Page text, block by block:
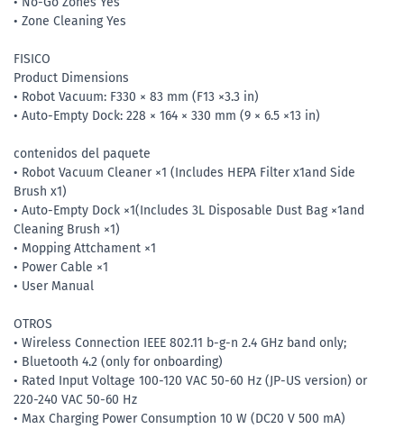
• Zone Cleaning Yes
FISICO
Product Dimensions
• Robot Vacuum: F330 × 83 mm (F13 ×3.3 in)
• Auto-Empty Dock: 228 × 164 × 330 mm (9 × 6.5 ×13 in)
contenidos del paquete
• Robot Vacuum Cleaner ×1 (Includes HEPA Filter x1and Side
Brush x1)
• Auto-Empty Dock ×1(Includes 3L Disposable Dust Bag ×1and
Cleaning Brush ×1)
• Mopping Attchament ×1
• Power Cable ×1
• User Manual
OTROS
• Wireless Connection IEEE 802.11 b-g-n 2.4 GHz band only;
• Bluetooth 4.2 (only for onboarding)
• Rated Input Voltage 100-120 VAC 50-60 Hz (JP-US version) or
220-240 VAC 50-60 Hz
• Max Charging Power Consumption 10 W (DC20 V 500 mA)